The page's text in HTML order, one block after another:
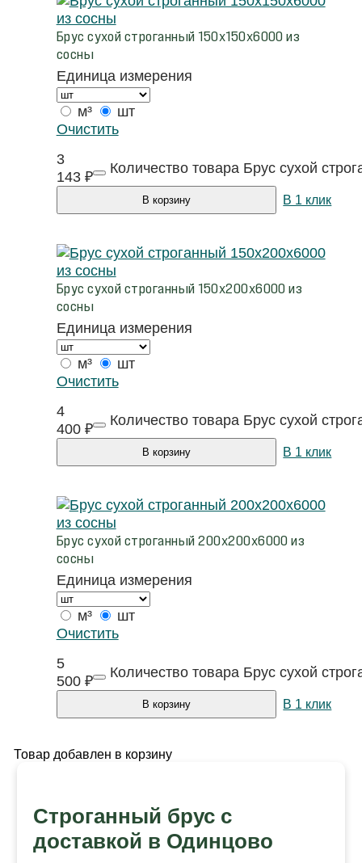
Брус сухой строганный 150х150х6000 из
сосны
Единица измерения
м³
шт
Очистить
3
143 ₽
Количество товара Брус сухой
В корзину В 1 клик
Брус сухой строганный 150х200х6000 из
сосны
Единица измерения
м³
шт
Очистить
4
400 ₽
Количество товара Брус сухой
В корзину В 1 клик
Брус сухой строганный 200х200х6000 из
сосны
Единица измерения
м³
шт
Очистить
5
500 ₽
Количество товара Брус сухой
В корзину В 1 клик
Товар добавлен в корзину
Строганный брус с
доставкой в Одинцово